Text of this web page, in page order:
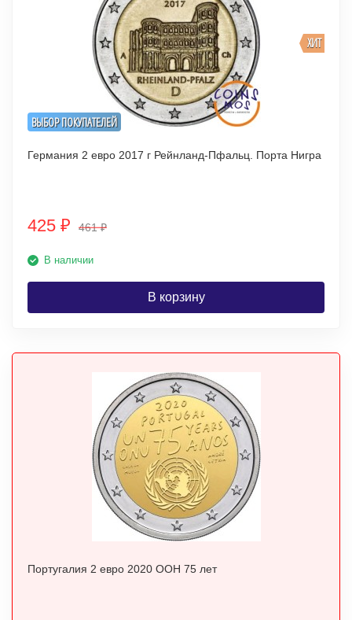
ВЫБОР ПОКУПАТЕЛЕЙ
ХИТ
Германия 2 евро 2017 г Рейнланд-Пфальц. Порта Нигра
425 ₽ 461₽
В наличии
В корзину
Португалия 2 евро 2020 ООН 75 лет